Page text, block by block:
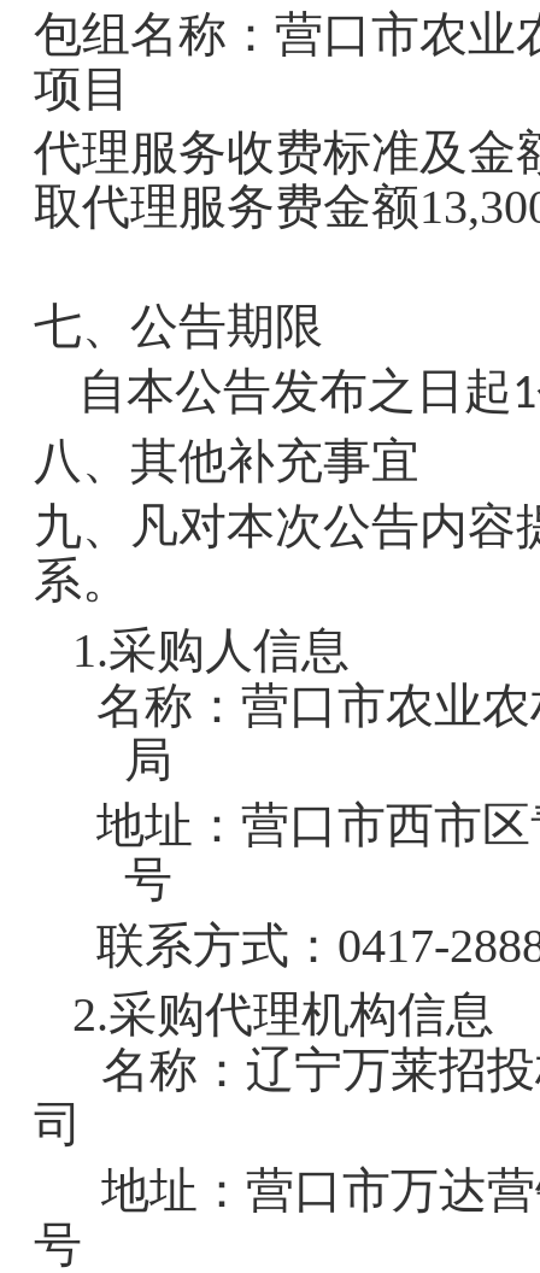
包组名称：营口市农业
项目
代理服务收费标准及金
取代理服务费金额
七、公告期限
自本公告发布之日起1
八、其他补充事宜
九、凡对本次公告内
系。
1.采购人信息
名称： 营口市农业
地址： 营口市西市
联系方式：
2.采购代理机构信息
名称： 辽宁万莱招
地址： 营口市万达